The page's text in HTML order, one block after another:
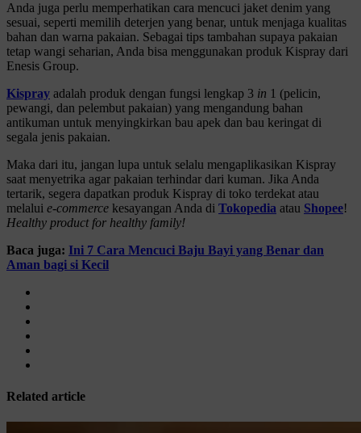
Anda juga perlu memperhatikan cara mencuci jaket denim yang
sesuai, seperti memilih deterjen yang benar, untuk menjaga kualitas
bahan dan warna pakaian. Sebagai tips tambahan supaya pakaian
tetap wangi seharian, Anda bisa menggunakan produk Kispray dari
Enesis Group.
Kispray adalah produk dengan fungsi lengkap 3 in 1 (pelicin,
pewangi, dan pelembut pakaian) yang mengandung bahan
antikuman untuk menyingkirkan bau apek dan bau keringat di
segala jenis pakaian.
Maka dari itu, jangan lupa untuk selalu mengaplikasikan Kispray
saat menyetrika agar pakaian terhindar dari kuman. Jika Anda
tertarik, segera dapatkan produk Kispray di toko terdekat atau
melalui e-commerce kesayangan Anda di Tokopedia atau Shopee!
Healthy product for healthy family!
Baca juga: Ini 7 Cara Mencuci Baju Bayi yang Benar dan
Aman bagi si Kecil
Related article